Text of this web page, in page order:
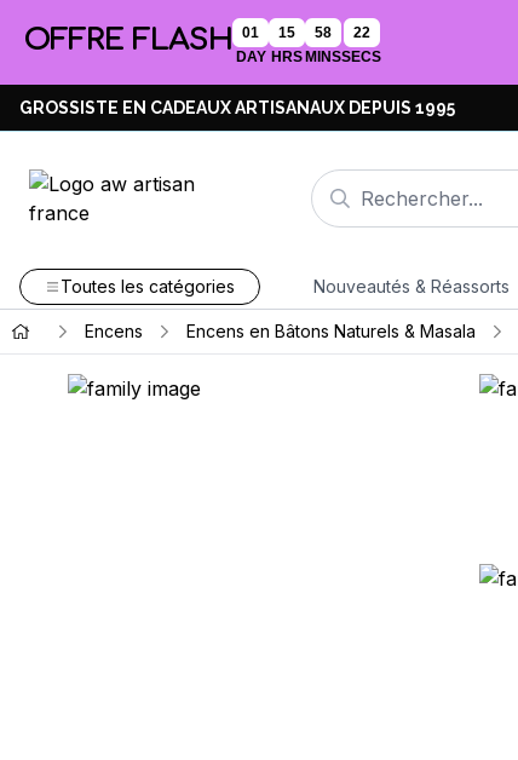
OFFRE FLASH
01
DAY
15
HRS
58
MINS
21
SECS
GROSSISTE EN CADEAUX ARTISANAUX DEPUIS 1995
Toutes les catégories Nouveautés & Réassorts
Encens Encens en Bâtons Naturels & Masala